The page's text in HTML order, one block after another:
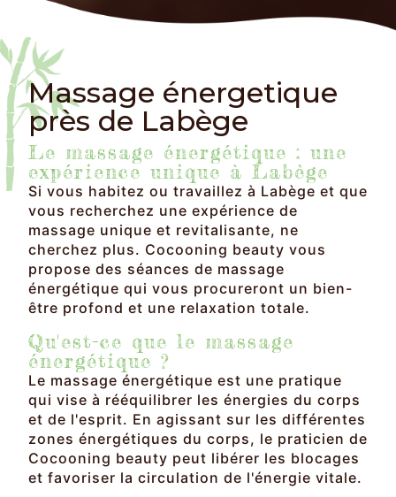
Massage énergetique
près de Labège
Le massage énergétique : une
expérience unique à Labège
Si vous habitez ou travaillez à Labège et que
vous recherchez une expérience de
massage unique et revitalisante, ne
cherchez plus. Cocooning beauty vous
propose des séances de massage
énergétique qui vous procureront un bien-
être profond et une relaxation totale.
Qu'est-ce que le massage
énergétique ?
Le massage énergétique est une pratique
qui vise à rééquilibrer les énergies du corps
et de l'esprit. En agissant sur les différentes
zones énergétiques du corps, le praticien de
Cocooning beauty peut libérer les blocages
et favoriser la circulation de l'énergie vitale.